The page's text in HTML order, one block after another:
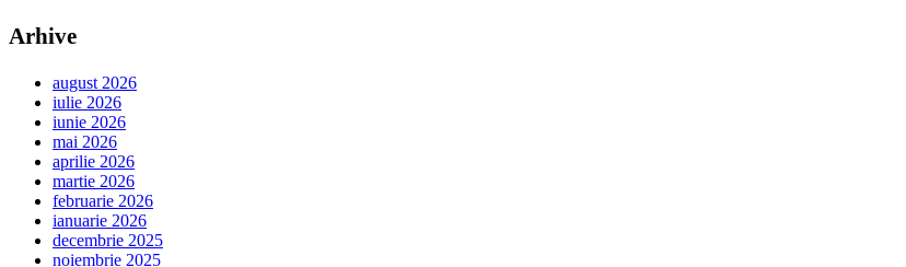
Arhive
august 2026
iulie 2026
iunie 2026
mai 2026
aprilie 2026
martie 2026
februarie 2026
ianuarie 2026
decembrie 2025
noiembrie 2025